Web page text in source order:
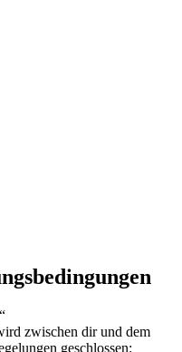
zwischen dir und dem
geschlossen: